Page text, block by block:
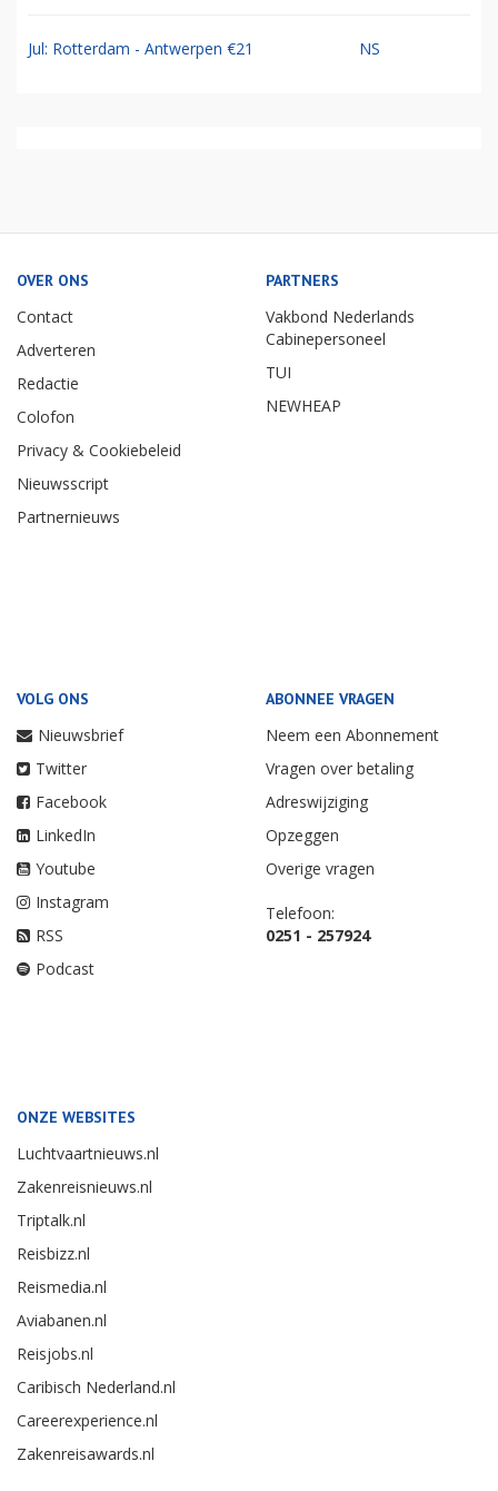
Jul: Rotterdam - Antwerpen €21 NS
OVER ONS
Contact
Adverteren
Redactie
Colofon
Privacy & Cookiebeleid
Nieuwsscript
Partnernieuws
PARTNERS
Vakbond Nederlands
Cabinepersoneel
TUI
NEWHEAP
VOLG ONS
Nieuwsbrief
Twitter
Facebook
LinkedIn
Youtube
Instagram
RSS
Podcast
ABONNEE VRAGEN
Neem een Abonnement
Vragen over betaling
Adreswijziging
Opzeggen
Overige vragen
Telefoon:
0251 - 257924
ONZE WEBSITES
Luchtvaartnieuws.nl
Zakenreisnieuws.nl
Triptalk.nl
Reisbizz.nl
Reismedia.nl
Aviabanen.nl
Reisjobs.nl
Caribisch Nederland.nl
Careerexperience.nl
Zakenreisawards.nl